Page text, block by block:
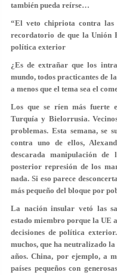
también pueda reírse…
“El veto chipriota contra las
recordatorio de que la Unión
política exterior
¿Es de extrañar que los
mundo, todos practicantes de
a menos que el tema sea el
Los que se ríen más fuerte
Turquía y Bielorrusia.
problemas. Esta semana, se
contra uno de ellos,
descarada manipulación
posterior represión de los
nada. Si eso parece
más pequeño del bloque por
La nación insular vetó las
estado miembro porque la UE
decisiones de política
muchos, que ha neutralizado
años. China, por ejemplo, a
países pequeños con